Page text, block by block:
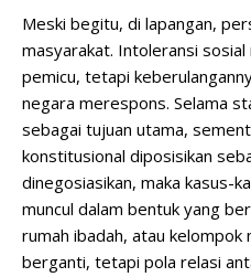
Meski begitu, di lapangan,
masyarakat. Intoleransi sosial
pemicu, tetapi
negara merespons. Selama
sebagai tujuan utama,
konstitusional diposisikan
dinegosiasikan, maka kasus-
muncul dalam bentuk yang
rumah ibadah, atau kelompok
berganti, tetapi pola relasi